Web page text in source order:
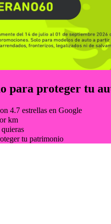
para proteger tu
4.7 estrellas en Google
km
tu patrimonio